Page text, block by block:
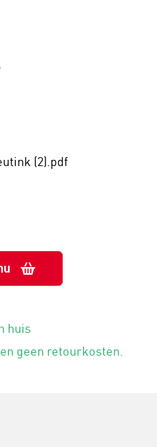
(2).pdf
huis
geen retourkosten.